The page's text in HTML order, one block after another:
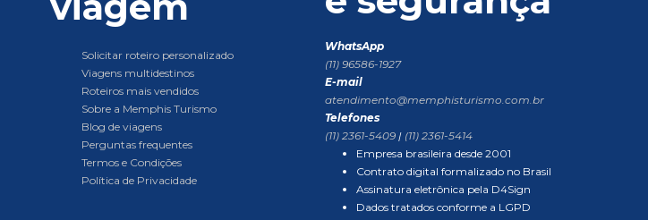
Solicitar roteiro personalizado
Viagens multidestinos
Roteiros mais vendidos
Sobre a Memphis Turismo
Blog de viagens
Perguntas frequentes
Termos e Condições
Política de Privacidade
WhatsApp
(11) 96586-1927
E-mail
atendimento@memphisturismo.com.br
Telefones
(11) 2361-5409 | (11) 2361-5414
Empresa brasileira desde 2001
Contrato digital formalizado no Brasil
Assinatura eletrônica pela D4Sign
Dados tratados conforme a LGPD